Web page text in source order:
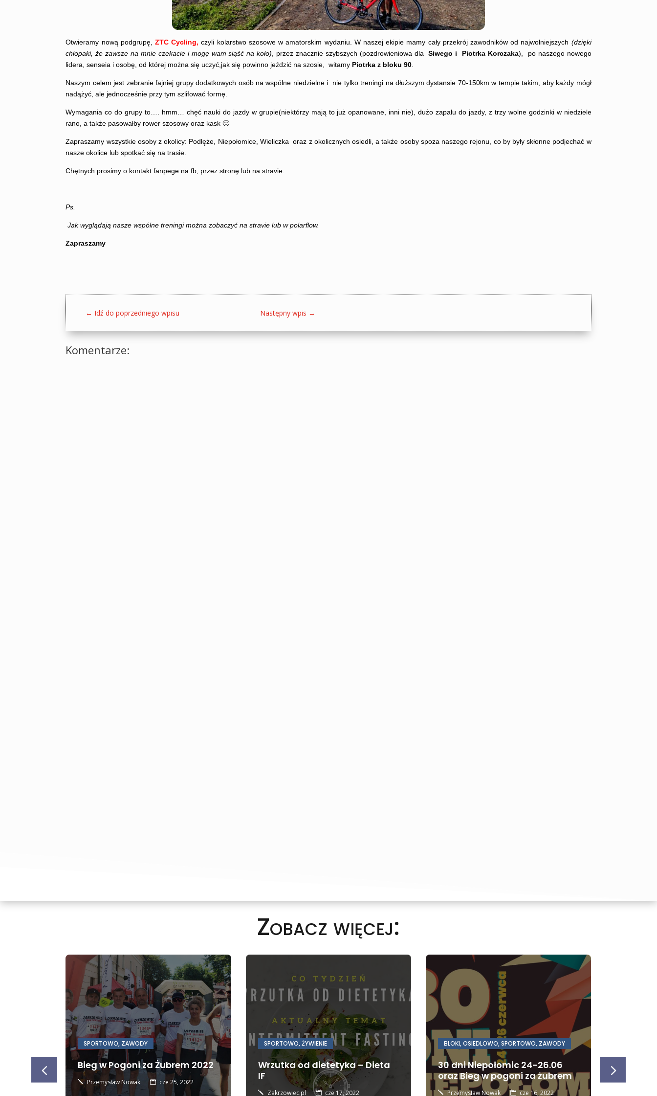
Otwieramy nową podgrupę,ZTC Cycling, czyli kolarstwo szosowe w amatorskim wydaniu. W naszej ekipie mamy cały przekrój zawodników od najwolniejszych (dzięki
chłopaki, że zawsze na mnie czekacie i mogę wam siąść na koło) , przez znacznie szybszych (pozdrowieniowa dlaSiwego i Piotrka Korczaka), po naszego nowego
lidera, senseia i osobę, od której można się uczyć,jak się powinno jeździć na szosie, witamy Piotrka z bloku 90
Naszym celem jest zebranie fajniej grupy dodatkowych osób na wspólne niedzielne i nie tylko treningi na dłuższym dystansie 70-150km w tempie takim, aby każdy mógł
nadążyć, ale jednocześnie przy tym szlifować formę.
Wymagania co do grupy to…. hmm… chęć nauki do jazdy w grupie(niektórzy mają to już opanowane, inni nie), dużo zapału do jazdy, z trzy wolne godzinki w niedziele
rano, a także pasowałby rower szosowy oraz kask 🙂
Zapraszamy wszystkie osoby z okolicy: Podłęże, Niepołomice, Wieliczka oraz z okolicznych osiedli, a także osoby spoza naszego rejonu, co by były skłonne podjechać w
nasze okolice lub spotkać się na trasie.
Chętnych prosimy o kontakt fanpege na fb, przez stronę lub na stravie.
Ps.
Jak wyglądają nasze wspólne treningi można zobaczyć na stravie lub w polarflow.
Zapraszamy
← Idź do poprzedniego wpisu Następny wpis →
Komentarze:
Zobacz więcej:
SPORTOWO, ZAWODY
Bieg w Pogoni za Żubrem 2022
j Przemysław Nowak  cze 25, 2022
SPORTOWO,ŻYWIENIE
Wrzutka od dietetyka – Dieta
IF
j Zakrzowiec.pl  cze 17, 2022
BLOKI,OSIEDLOWO,SPORTOWO, ZAWODY
30 dni Niepołomic 24-26.06
oraz Bieg w pogoni za żubrem
j Przemysław Nowak  cze 16, 2022